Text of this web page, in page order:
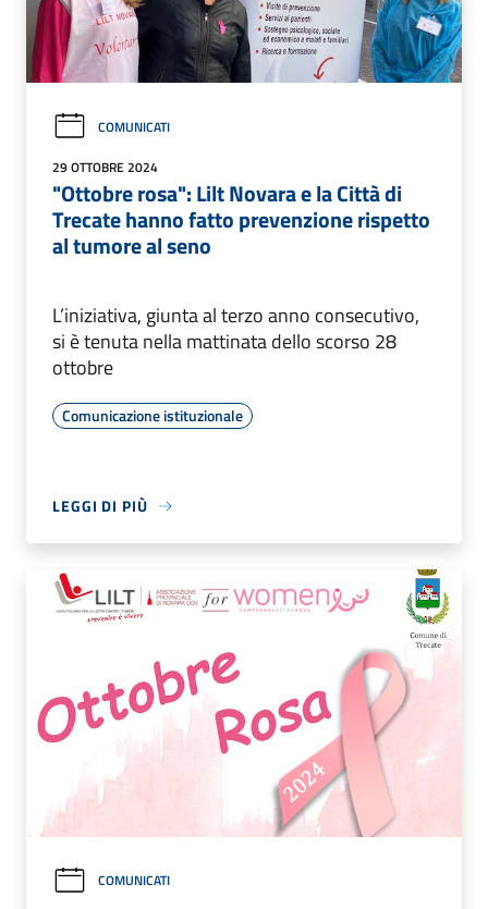
COMUNICATI
29 OTTOBRE 2024
"Ottobre rosa": Lilt Novara e la Città di
Trecate hanno fatto prevenzione rispetto
al tumore al seno
L’iniziativa, giunta al terzo anno consecutivo,
si è tenuta nella mattinata dello scorso 28
ottobre
Comunicazione istituzionale
LEGGI DI PIÙ
COMUNICATI